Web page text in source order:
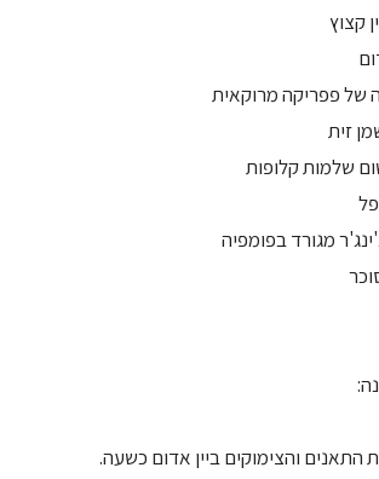
קצוץ
של פפריקה מרוקאית
התאנים והצימוקים ביין אדום כשעה.